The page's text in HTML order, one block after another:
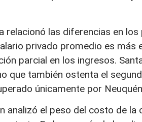
relacionó las diferencias en
privado promedio es más
parcial en los ingresos.
que también ostenta el
únicamente por
analizó el peso del costo de